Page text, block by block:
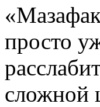
просто
сложной